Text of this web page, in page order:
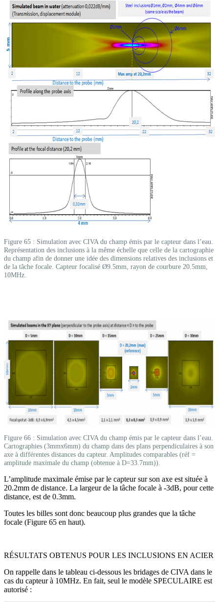
Figure 65 : Simulation avec CIVA du champ émis par le capteur dans l’eau.
Représentation des inclusions à la même échelle que celle de la cartographie
du champ afin de donner une idée des dimensions relatives des inclusions et
de la tâche focale. Capteur focalisé Ø9.5mm, rayon de courbure 20.5mm,
10MHz.
Figure 66 : Simulation avec CIVA du champ émis par le capteur dans l’eau.
Cartographies (3mmx6mm) du champ dans des plans perpendiculaires à son
axe à différentes distances du capteur. Amplitudes comparables (réf =
amplitude maximale du champ (obtenue à D=33.7mm)).
L’amplitude maximale émise par le capteur sur son axe est située à
20.2mm de distance. La largeur de la tâche focale à -3dB, pour cette
distance, est de 0.3mm.
Toutes les billes sont donc beaucoup plus grandes que la tâche
focale (Figure 65 en haut).
RÉSULTATS OBTENUS POUR LES INCLUSIONS EN ACIER
On rappelle dans le tableau ci-dessous les bridages de CIVA dans le
cas du capteur à 10MHz. En fait, seul le modèle SPECULAIRE est
autorisé :